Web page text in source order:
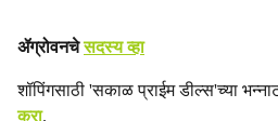
ॲग्रोवनचेसदस्य व्हा
शॉपिंगसाठी 'सकाळ प्राईम डील्स'च्या
करा.